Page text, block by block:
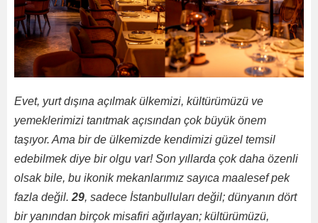
Evet, yurt dışına açılmak ülkemizi, kültürümüzü ve
yemeklerimizi tanıtmak açısından çok büyük önem
taşıyor. Ama bir de ülkemizde kendimizi güzel temsil
edebilmek diye bir olgu var! Son yıllarda çok daha özenli
olsak bile, bu ikonik mekanlarımız sayıca maalesef pek
fazla değil. 29, sadece İstanbulluları değil; dünyanın dört
bir yanından birçok misafiri ağırlayan; kültürümüzü,